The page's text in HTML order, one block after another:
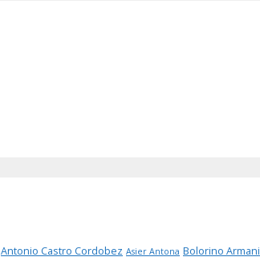
Antonio Castro Cordobez Asier Antona Bolorino Armani